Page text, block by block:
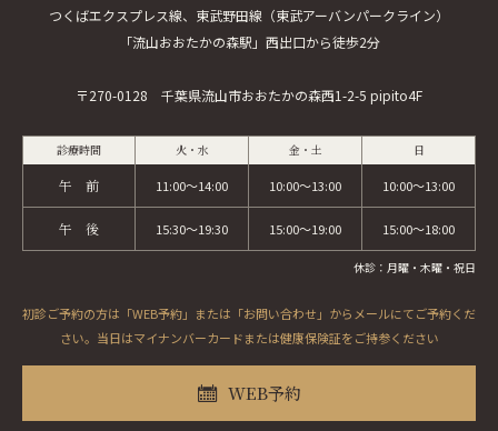
つくばエクスプレス線、東武野田線（東武アーバンパークライン）
「流山おおたかの森駅」西出口から徒歩2分
〒270-0128 千葉県流山市おおたかの森西1-2-5 pipito4F
診療時間 火・水 金・土 日
午 前 11:00～14:00 10:00～13:00 10:00～13:00
午 後 15:30～19:30 15:00～19:00 15:00～18:00
休診：月曜・木曜・祝日
初診ご予約の方は「WEB予約」または「お問い合わせ」からメールにてご予約くだ
さい。当日はマイナンバーカードまたは健康保険証をご持参ください
WEB予約